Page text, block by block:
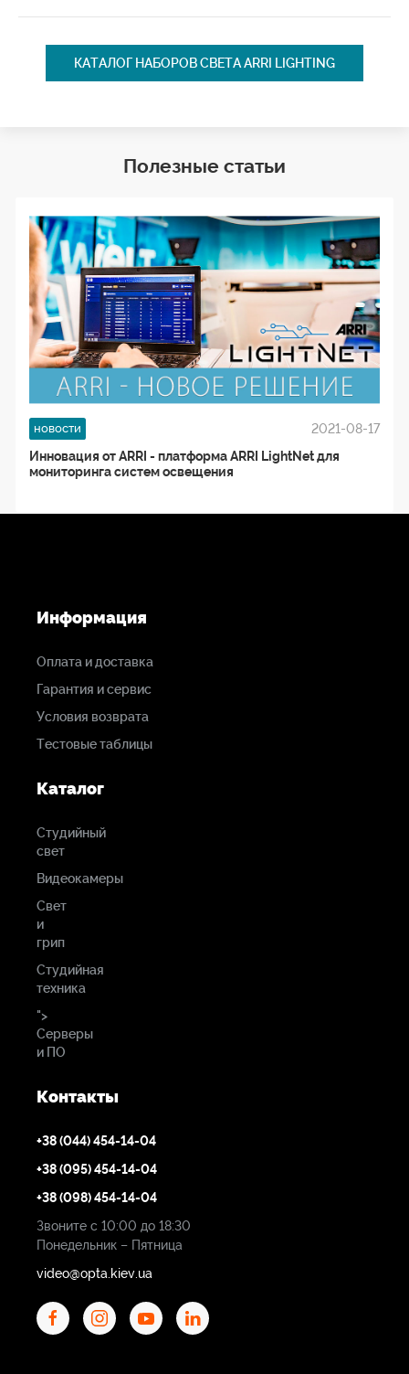
КАТАЛОГ НАБОРОВ СВЕТА ARRI LIGHTING
Полезные статьи
новости
2021-08-17
Инновация от ARRI - платформа ARRI LightNet для
мониторинга систем освещения
Информация
Оплата и доставка
Гарантия и сервис
Условия возврата
Тестовые таблицы
Каталог
Студийный
свет
Видеокамеры
Свет
и
грип
Студийная
техника
">
Серверы
и ПО
Контакты
+38 (044) 454-14-04
+38 (095) 454-14-04
+38 (098) 454-14-04
Звоните с 10:00 до 18:30
Понедельник – Пятница
video@opta.kiev.ua